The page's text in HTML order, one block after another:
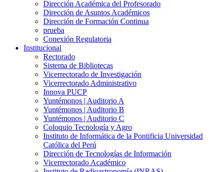
Dirección Académica del Profesorado
Dirección de Asuntos Académicos
Dirección de Formación Continua
prueba
Conexión Regulatoria
Institucional
Rectorado
Sistema de Bibliotecas
Vicerrectorado de Investigación
Vicerrectorado Administrativo
Innova PUCP
Yuntémonos | Auditorio A
Yuntémonos | Auditorio B
Yuntémonos | Auditorio C
Coloquio Tecnología y Agro
Instituto de Informática de la Pontificia Universidad
Católica del Perú
Dirección de Tecnologías de Información
Vicerrectorado Académico